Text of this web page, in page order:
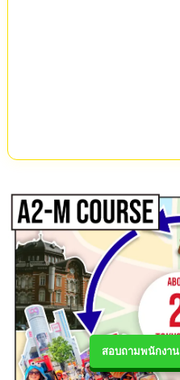
สอบถามพนักงาน